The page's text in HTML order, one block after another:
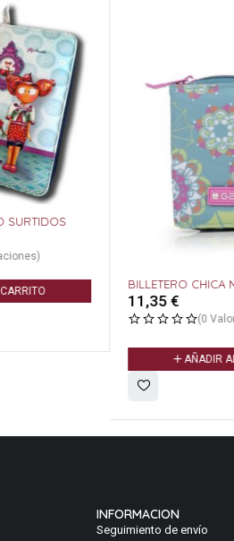
SURTIDOS
BILLETERO CHICA
11,35€
(0
AÑADIR
INFORMACION
Seguimiento de envío